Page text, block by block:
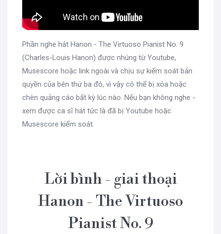
Phần nghe hát Hanon - The Virtuoso Pianist No. 9
(Charles-Louis Hanon) được nhúng từ Youtube,
Musescore hoặc link ngoài và chịu sự kiểm soát bản
quyền của bên thứ ba đó, vì vậy có thể bị xóa hoặc
chèn quảng cáo bất kỳ lúc nào. Nếu bạn không nghe -
xem được ca sĩ hát tức là đã bị Youtube hoặc
Musescore kiểm soát.
Lời bình - giai thoại
Hanon - The Virtuoso
Pianist No. 9